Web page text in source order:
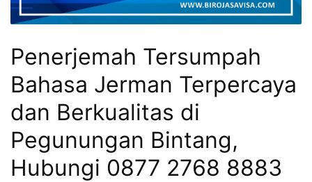
Penerjemah Tersumpah
Bahasa Jerman Terpercaya
dan Berkualitas di
Pegunungan Bintang,
Hubungi 0877 2768 8883